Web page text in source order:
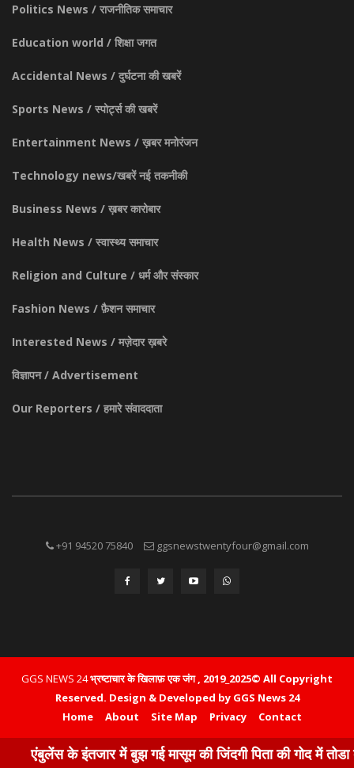
Politics News / राजनीतिक समाचार
Education world / शिक्षा जगत
Accidental News / दुर्घटना की खबरें
Sports News / स्पोर्ट्स की खबरें
Entertainment News / ख़बर मनोरंजन
Technology news/खबरें नई तकनीकी
Business News / ख़बर कारोबार
Health News / स्वास्थ्य समाचार
Religion and Culture / धर्म और संस्कार
Fashion News / फ़ैशन समाचार
Interested News / मज़ेदार ख़बरे
विज्ञापन / Advertisement
Our Reporters / हमारे संवाददाता
+91 94520 75840 ggsnewstwentyfour@gmail.com
GGS NEWS 24भ्रष्टाचार के खिलाफ़ एक जंग , 2019_2025© All Copyright
Reserved. Design & Developed by GGS News 24
Home
About Site Map Privacy Contact
के इंतजार में बुझ गई मासूम की जिंदगी पिता की गोद में तोडा दम